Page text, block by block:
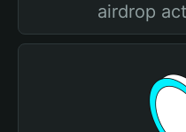
airdrop